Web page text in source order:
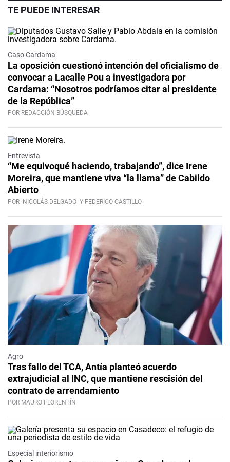
TE PUEDE INTERESAR
Caso Cardama
La oposición cuestionó intención del oficialismo de
convocar a Lacalle Pou a investigadora por
Cardama: “Nosotros podríamos citar al presidente
de la República”
POR REDACCIÓN BÚSQUEDA
Video
Entrevista
“Me equivoqué haciendo, trabajando”, dice Irene
Moreira, que mantiene viva “la llama” de Cabildo
Abierto
POR NICOLÁS DELGADO Y FEDERICO CASTILLO
Agro
Tras fallo del TCA, Antía planteó acuerdo
extrajudicial al INC, que mantiene rescisión del
contrato de arrendamiento
POR MAURO FLORENTÍN
Especial interiorismo